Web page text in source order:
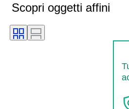
Scopri oggetti affini